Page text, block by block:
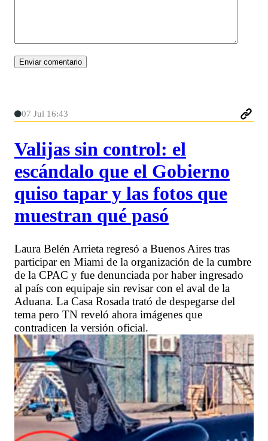
07 Jul 16:43
Valijas sin control: el
escándalo que el Gobierno
quiso tapar y las fotos que
muestran qué pasó
Laura Belén Arrieta regresó a Buenos Aires tras
participar en Miami de la organización de la cumbre
de la CPAC y fue denunciada por haber ingresado
al país con equipaje sin revisar con el aval de la
Aduana. La Casa Rosada trató de despegarse del
tema pero TN reveló ahora imágenes que
contradicen la versión oficial.